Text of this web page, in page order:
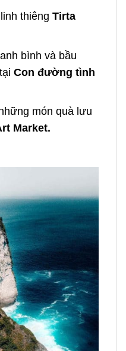
thiêng Tirta
bình và bầu
Con đường tình
món quà lưu
Market.